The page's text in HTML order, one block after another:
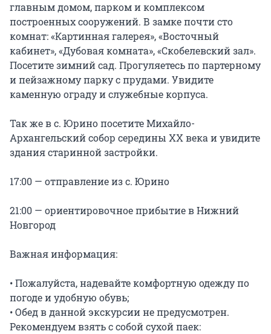
главным домом, парком и комплексом
построенных сооружений. В замке почти сто
комнат: «Картинная галерея», «Восточный
кабинет», «Дубовая комната», «Скобелевский зал».
Посетите зимний сад. Прогуляетесь по партерному
и пейзажному парку с прудами. Увидите
каменную ограду и служебные корпуса.
Так же в с. Юрино посетите Михайло-
Архангельский собор середины XX века и увидите
здания старинной застройки.
17:00 — отправление из с. Юрино
21:00 — ориентировочное прибытие в Нижний
Новгород
Важная информация:
• Пожалуйста, надевайте комфортную одежду по
погоде и удобную обувь;
• Обед в данной экскурсии не предусмотрен.
Рекомендуем взять с собой сухой паек: